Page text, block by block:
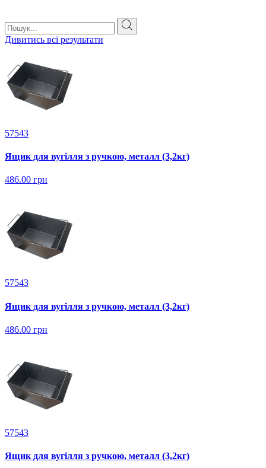
Дивитись всі результати
57543
Ящик для вугілля з ручкою, металл (3,2кг)
486.00 грн
57543
Ящик для вугілля з ручкою, металл (3,2кг)
486.00 грн
57543
Ящик для вугілля з ручкою, металл (3,2кг)